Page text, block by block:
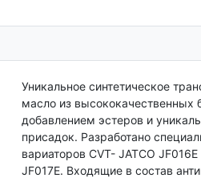
Уникальное синтетическое
масло из высококачественных
добавлением эстеров и
присадок. Разработано
вариаторов CVT- JATCO JF016E
JF017E. Входящие в состав